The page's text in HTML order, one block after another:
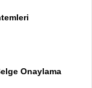
Onaylama